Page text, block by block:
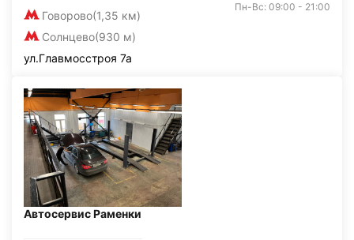
Говорово(1,35 км)
Солнцево(930 м)
Пн-Вс: 09:00 - 21:00
ул.Главмосстроя 7а
Автосервис Раменки